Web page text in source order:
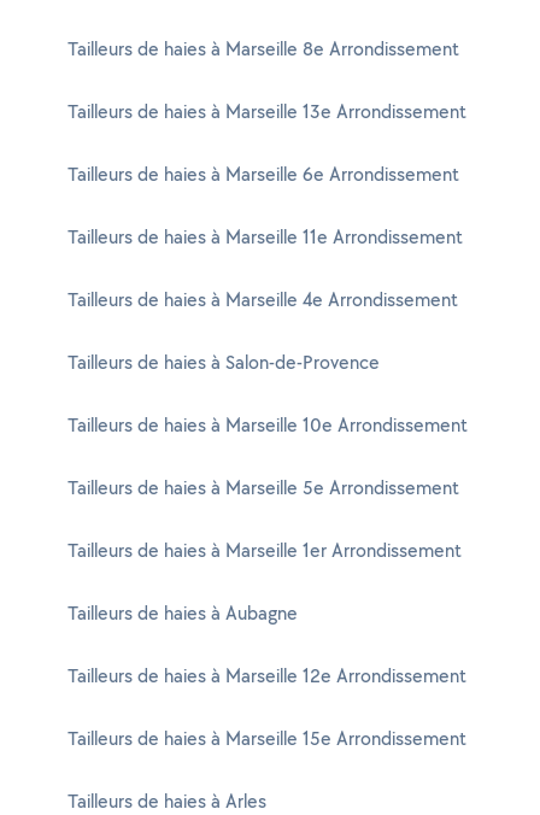
Tailleurs de haies à Marseille 8e Arrondissement
Tailleurs de haies à Marseille 13e Arrondissement
Tailleurs de haies à Marseille 6e Arrondissement
Tailleurs de haies à Marseille 11e Arrondissement
Tailleurs de haies à Marseille 4e Arrondissement
Tailleurs de haies à Salon-de-Provence
Tailleurs de haies à Marseille 10e Arrondissement
Tailleurs de haies à Marseille 5e Arrondissement
Tailleurs de haies à Marseille 1er Arrondissement
Tailleurs de haies à Aubagne
Tailleurs de haies à Marseille 12e Arrondissement
Tailleurs de haies à Marseille 15e Arrondissement
Tailleurs de haies à Arles